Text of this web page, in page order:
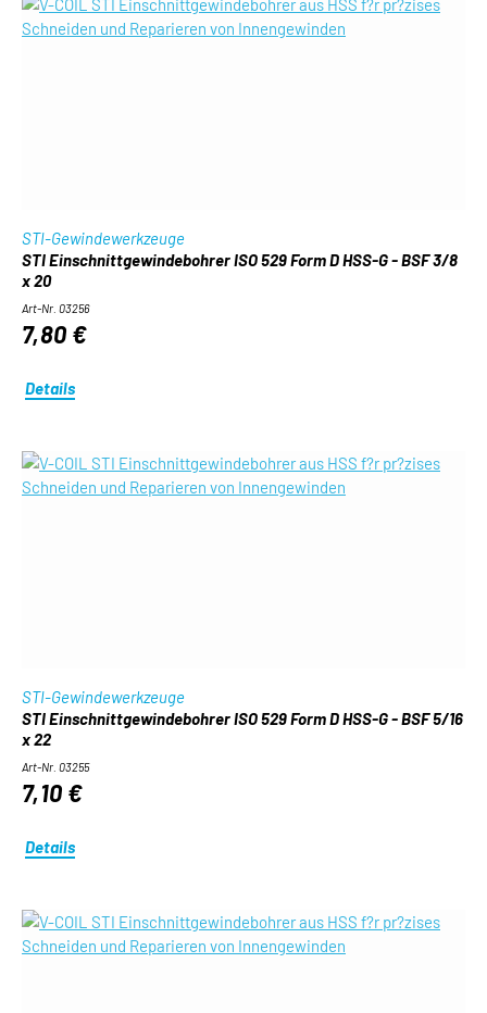
STI-Gewindewerkzeuge
STI Einschnittgewindebohrer ISO 529 Form D HSS-G - BSF 3/8
x 20
Art-Nr. 03256
7,80 €
Details
STI-Gewindewerkzeuge
STI Einschnittgewindebohrer ISO 529 Form D HSS-G - BSF 5/16
x 22
Art-Nr. 03255
7,10 €
Details